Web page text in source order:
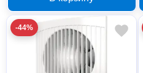
белый E-008
-44%